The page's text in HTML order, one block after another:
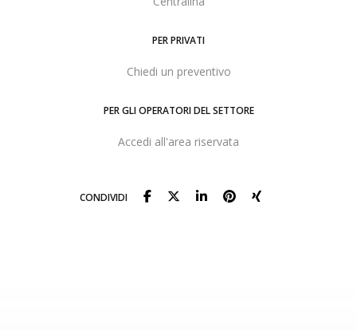
PER PRIVATI
Chiedi un preventivo
PER GLI OPERATORI DEL SETTORE
Accedi all'area riservata
CONDIVIDI